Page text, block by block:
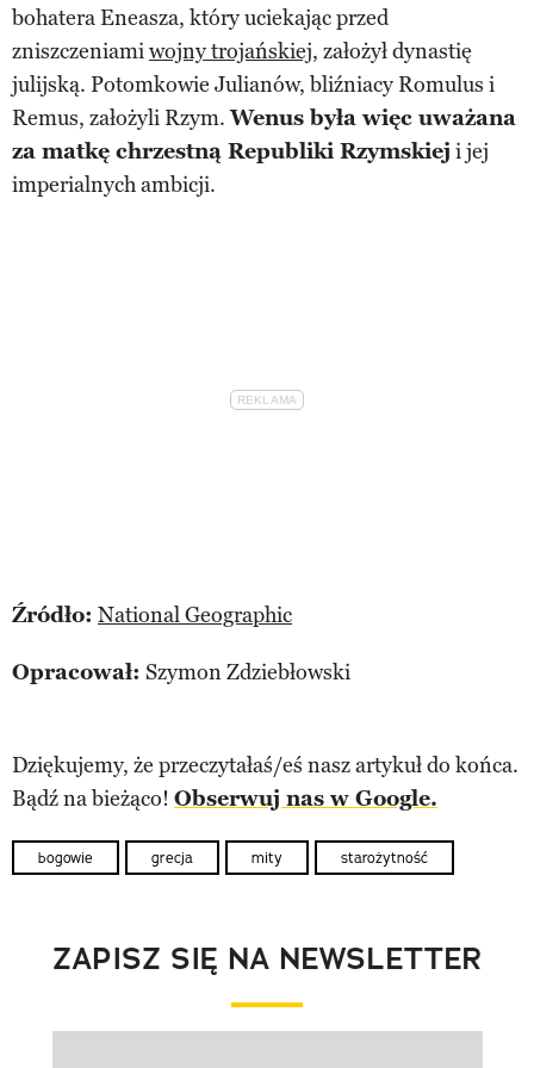
bohatera Eneasza, który uciekając przed
zniszczeniamiwojny trojańskiej, założył dynastię
julijską. Potomkowie Julianów, bliźniacy Romulus i
Remus, założyli Rzym.Wenus była więc uważana
za matkę chrzestną Republiki Rzymskiej i jej
imperialnych ambicji.
Źródło: National Geographic
Opracował: Szymon Zdziebłowski
Dziękujemy, że przeczytałaś/eś nasz artykuł do końca.
Bądź na bieżąco! Obserwuj nas w Google.
bogowie grecja mity starożytność
ZAPISZ SIĘ NA NEWSLETTER